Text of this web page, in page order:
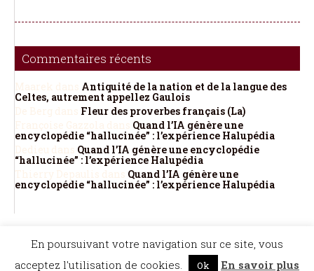
Commentaires récents
Antiquité de la nation et de la langue des
Celtes, autrement appellez Gaulois
Fleur des proverbes français (La)
Quand l’IA génère une
encyclopédie “hallucinée” : l’expérience Halupédia
Quand l’IA génère une encyclopédie
“hallucinée” : l’expérience Halupédia
Quand l’IA génère une
encyclopédie “hallucinée” : l’expérience Halupédia
©Dicopathe - Tous droits réservés - Mentions légales - Réalisation :
Vu
Restez à l'affût des actualités de Dicopathe -
En poursuivant votre navigation sur ce site, vous
acceptez l'utilisation de cookies.
Ok En savoir plus